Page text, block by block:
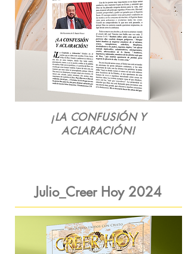
¡LA CONFUSIÓN Y
ACLARACIÓN!
Julio_Creer Hoy 2024